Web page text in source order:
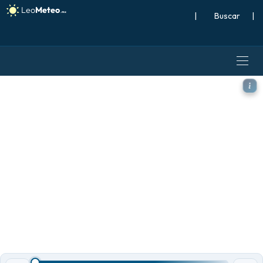
| |
GFS modelo - Suiza, Presión